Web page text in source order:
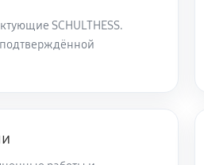
SCHULTHESS.